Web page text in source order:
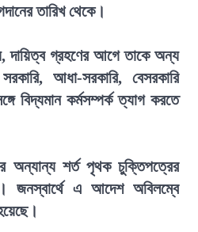
তারিখ থেকে।
গ্রহণের আগে তাকে অন্য
আধা-সরকারি, বেসরকারি
বিদ্যমান কর্মসম্পর্ক ত্যাগ করতে
অন্যান্য শর্ত পৃথক চুক্তিপত্রের
জনস্বার্থে এ আদেশ অবিলম্বে